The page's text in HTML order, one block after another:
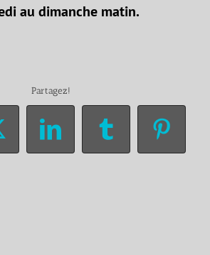
au dimanche matin.
Partagez!
LinkedInTumblr